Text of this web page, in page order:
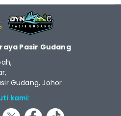
Pasir Gudang
Aqabah,
Bandar,
Gudang, Johor
kami: